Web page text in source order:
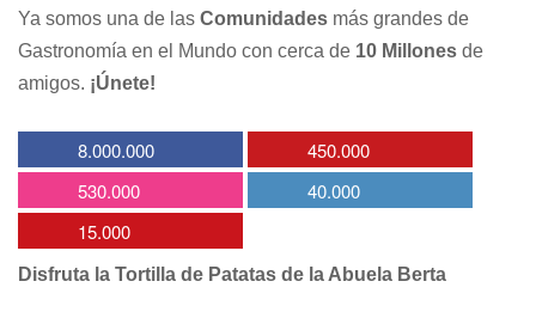
Ya somos una de las Comunidades más grandes de
Gastronomía en el Mundo con cerca de 10 Millones de
amigos. ¡Únete!
8.000.000
450.000
530.000
40.000
15.000
Disfruta la Tortilla de Patatas de la Abuela Berta